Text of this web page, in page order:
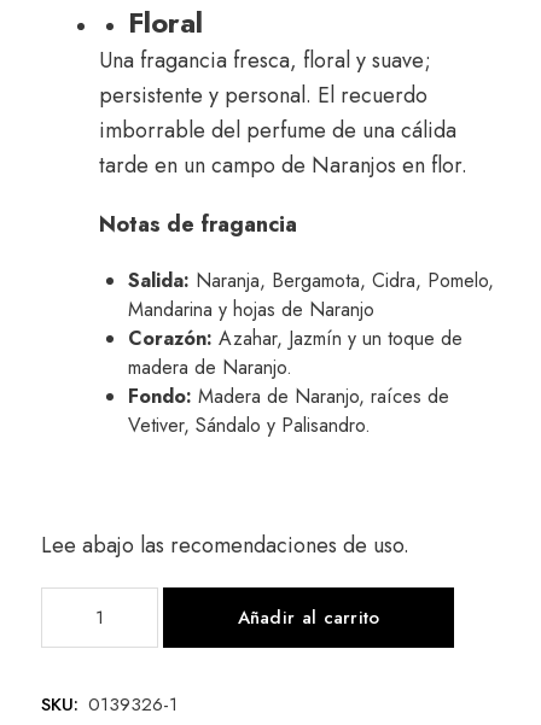
Floral
Una fragancia fresca, floral y suave;
persistente y personal. El recuerdo
imborrable del perfume de una cálida
tarde en un campo de Naranjos en flor.
Notas de fragancia
Salida: Naranja, Bergamota, Cidra, Pomelo,
Mandarina y hojas de Naranjo
Corazón: Azahar, Jazmín y un toque de
madera de Naranjo.
Fondo: Madera de Naranjo, raíces de
Vetiver, Sándalo y Palisandro.
Lee abajo las recomendaciones de uso.
Añadir al carrito
SKU: 0139326-1